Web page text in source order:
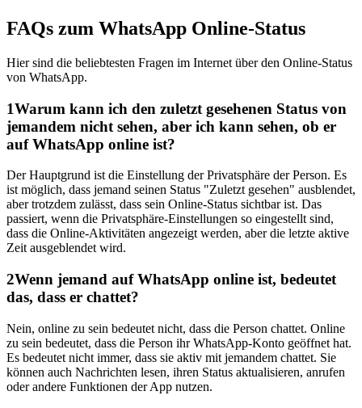
FAQs zum WhatsApp Online-Status
Hier sind die beliebtesten Fragen im Internet über den Online-Status
von WhatsApp.
1Warum kann ich den zuletzt gesehenen Status von
jemandem nicht sehen, aber ich kann sehen, ob er
auf WhatsApp online ist?
Der Hauptgrund ist die Einstellung der Privatsphäre der Person. Es
ist möglich, dass jemand seinen Status "Zuletzt gesehen" ausblendet,
aber trotzdem zulässt, dass sein Online-Status sichtbar ist. Das
passiert, wenn die Privatsphäre-Einstellungen so eingestellt sind,
dass die Online-Aktivitäten angezeigt werden, aber die letzte aktive
Zeit ausgeblendet wird.
2Wenn jemand auf WhatsApp online ist, bedeutet
das, dass er chattet?
Nein, online zu sein bedeutet nicht, dass die Person chattet. Online
zu sein bedeutet, dass die Person ihr WhatsApp-Konto geöffnet hat.
Es bedeutet nicht immer, dass sie aktiv mit jemandem chattet. Sie
können auch Nachrichten lesen, ihren Status aktualisieren, anrufen
oder andere Funktionen der App nutzen.